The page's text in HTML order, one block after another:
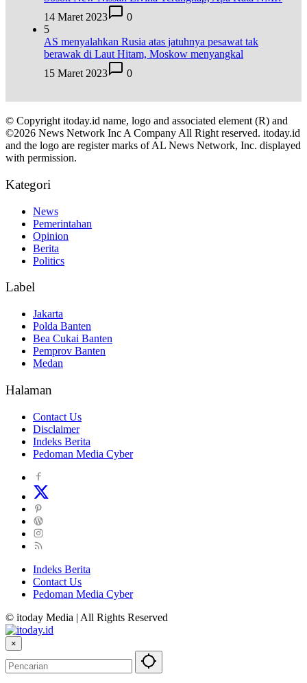
14 Maret 2023
0
5
AS menyalahkan Rusia atas jatuhnya pesawat tak
berawak di Laut Hitam, Moskow menyangkal
15 Maret 2023
0
© Copyright itoday.id name, logo and associated element (R) and
©2026 News Network Inc A Company All Right reserved. itoday.id
and the logo are register marks of AL News Network, Inc. displayed
with permission.
Kategori
News
Pemerintahan
Opinion
Berita
Politics
Label
Jakarta
Polda Banten
Bea Cukai Banten
Pemprov Banten
Medan
Halaman
Contact Us
Disclaimer
Indeks Berita
Pedoman Media Cyber
Indeks Berita
Contact Us
Pedoman Media Cyber
© itoday Media | All Rights Reserved
×